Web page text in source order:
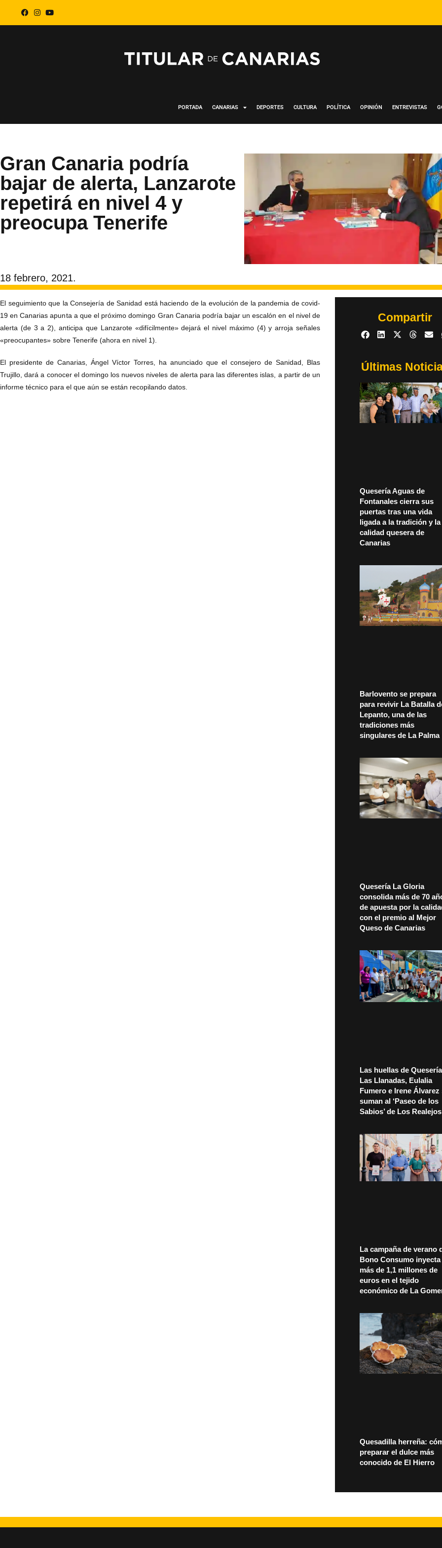
PORTADA CANARIAS DEPORTES CULTURA POLÍTICA OPINIÓN ENTREVISTAS
Gran Canaria podría
bajar de alerta, Lanzarote
repetirá en nivel 4 y
preocupa Tenerife
18 febrero, 2021.
El seguimiento que la Consejería de Sanidad está haciendo de la evolución de la pandemia de covid-
19 en Canarias apunta a que el próximo domingo Gran Canaria podría bajar un escalón en el nivel de
alerta (de 3 a 2), anticipa que Lanzarote «difícilmente» dejará el nivel máximo (4) y arroja señales
«preocupantes» sobre Tenerife (ahora en nivel 1).
El presidente de Canarias, Ángel Víctor Torres, ha anunciado que el consejero de Sanidad, Blas
Trujillo, dará a conocer el domingo los nuevos niveles de alerta para las diferentes islas, a partir de un
informe técnico para el que aún se están recopilando datos.
Compartir
Últimas
Quesería Aguas de
Fontanales cierra sus
puertas tras una vida
ligada a la tradición y la
calidad quesera de
Canarias
Barlovento se prepara
para revivir La Batalla
Lepanto, una de las
tradiciones más
singulares de La Palma
Quesería La Gloria
consolida más de 70
de apuesta por la
con el premio al Mejor
Queso de Canarias
Las huellas de Quesería
Las Llanadas, Eulalia
Fumero e Irene Álvarez
suman al ‘Paseo de los
Sabios’ de Los Realejos
La campaña de verano
Bono Consumo inyecta
más de 1,1 millones de
euros en el tejido
económico de La
Quesadilla herreña:
preparar el dulce más
conocido de El Hierro